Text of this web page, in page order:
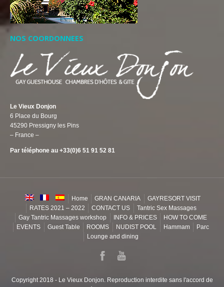
NOS COORDONNEES
Le Vieux Donjon
6 Place du Bourg
45290 Pressigny les Pins
– France –
Par téléphone au +33(0)6 51 91 52 81
Home GRAN CANARIA
GAYRESORT VISIT
RATES 2021 – 2022
CONTACT US
Tantric Sex Massages
Gay Tantric Massages workshop
INFO & PRICES
HOW TO COME
EVENTS
Guest Table ROOMS NUDIST POOL Hammam
Parc
Lounge and dining
Copyright 2018 - Le Vieux Donjon. Reproduction interdite sans l'accord de